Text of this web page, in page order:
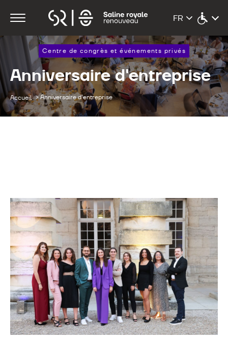
Centre de congrès et événements privés
Anniversaire d'entreprise
Accueil >Anniversaire d'entreprise